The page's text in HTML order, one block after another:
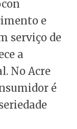
e
serviço de
a
No Acre
é